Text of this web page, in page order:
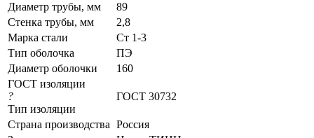
Диаметр трубы, мм
89
Стенка трубы, мм
2,8
Марка стали
Ст 1-3
Тип оболочка
ПЭ
Диаметр оболочки
160
ГОСТ изоляции
?
Тип изоляции
ГОСТ 30732
Страна производства Россия